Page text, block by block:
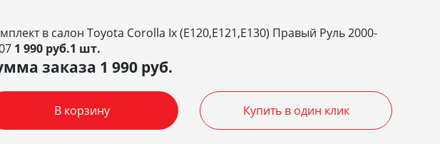
в салон Toyota Corolla Ix (E120,E121,E130) Правый Руль 2000-
1 990 руб.1 шт.
заказа 1 990 руб.
В корзину Купить в один клик